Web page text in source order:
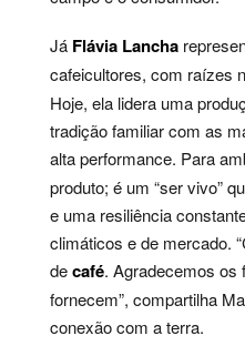
Já Flávia Lancha
cafeicultores, com raízes
Hoje, ela lidera uma
tradição familiar com as
alta performance. Para
produto; é um “ser vivo”
e uma resiliência
climáticos e de mercado.
decafé. Agradecemos os
fornecem”, compartilha
conexão com a terra.